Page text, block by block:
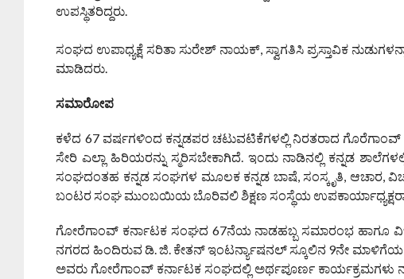
ಉಪಸ್ಥಿತರಿದ್ದರು.
ಸಂಘದ ಉಪಾಧ್ಯಕ್ಷೆ ಸರಿತಾ ಸುರೇಶ್ ನಾಯಕ್, ಸ್ವಾಗತಿಸಿ ಪ್ರಸ್ತಾವಿಕ
ಮಾಡಿದರು.
ಸಮಾರೋಪ
ಕಳೆದ 67 ವರ್ಷಗಳಿಂದ ಕನ್ನಡಪರ ಚಟುವಟಿಕೆಗಳಲ್ಲಿ ನಿರತರಾದ
ಸೇರಿ ಎಲ್ಲಾ ಹಿರಿಯರನ್ನು ಸ್ಮರಿಸಬೇಕಾಗಿದೆ. ಇಂದು ನಾಡಿನಲ್ಲಿ ಕನ್ನಡ
ಸಂಘದಂತಹ ಕನ್ನಡ ಸಂಘಗಳ ಮೂಲಕ ಕನ್ನಡ ಬಾಷೆ, ಸಂಸ್ಕೃತಿ, ಆಚಾರ,
ಬಂಟರ ಸಂಘ ಮುಂಬಯಿಯ ಬೊರಿವಲಿ ಶಿಕ್ಷಣ ಸಂಸ್ಥೆಯ
ಗೋರೆಗಾಂವ್ ಕರ್ನಾಟಕ ಸಂಘದ 67ನೆಯ ನಾಡಹಬ್ಬ ಸಮಾರಂಭ ಹಾಗೂ
ನಗರದ ಹಿಂದಿರುವ ಡಿ. ಜಿ. ಕೇತನ್ ಇಂಟರ್ನ್ಯಾಷನಲ್ ಸ್ಕೂಲಿನ 9ನೇ ಮಾಳಿಗೆಯ
ಅವರು ಗೋರೆಗಾಂವ್ ಕರ್ನಾಟಕ ಸಂಘದಲ್ಲಿ ಅರ್ಥಪೂರ್ಣ ಕಾರ್ಯಕ್ರಮಗಳು